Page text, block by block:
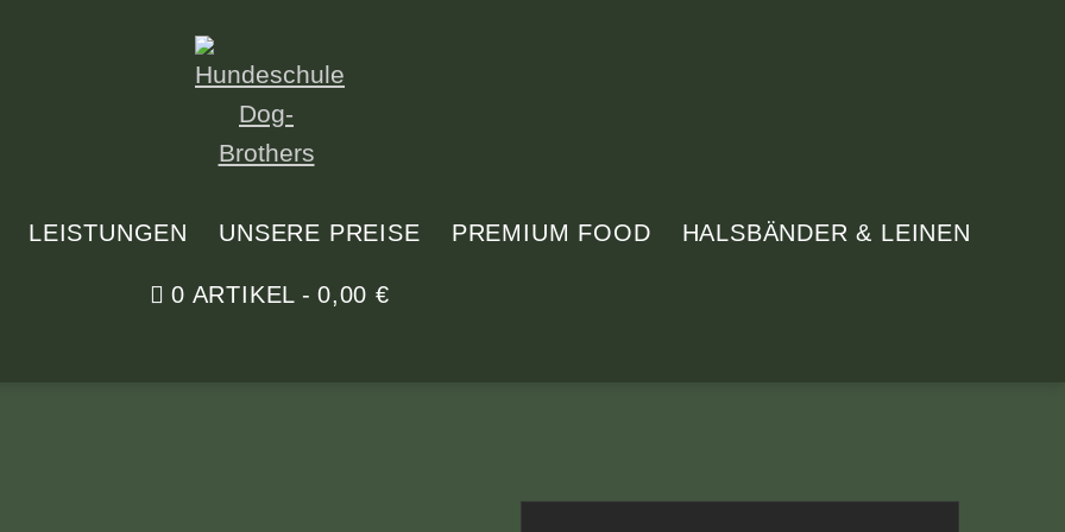
LEISTUNGEN UNSERE PREISE PREMIUM FOOD HALSBÄNDER & LEINEN
0 ARTIKEL 0,00 €